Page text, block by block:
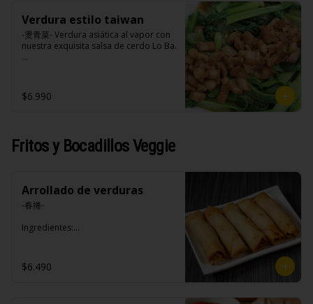
Verdura estilo taiwan
-燙青菜- Verdura asiática al vapor con
nuestra exquisita salsa de cerdo Lo Ba.
Ingredientes:
Pak choi, loba (panceta de cerdo ,
(naranja, canela, anís, pimienta y
comino).
$6.990
Fritos y Bocadillos Veggie
Arrollado de verduras
-春捲-
Ingredientes:
$6.490